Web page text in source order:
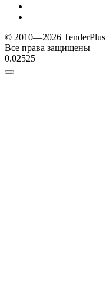
© 2010—2026 TenderPlus
Все права защищены
0.02525